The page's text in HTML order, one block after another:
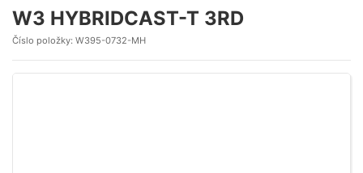
W3 HYBRIDCAST-T 3RD
Číslo položky: W395-0732-MH